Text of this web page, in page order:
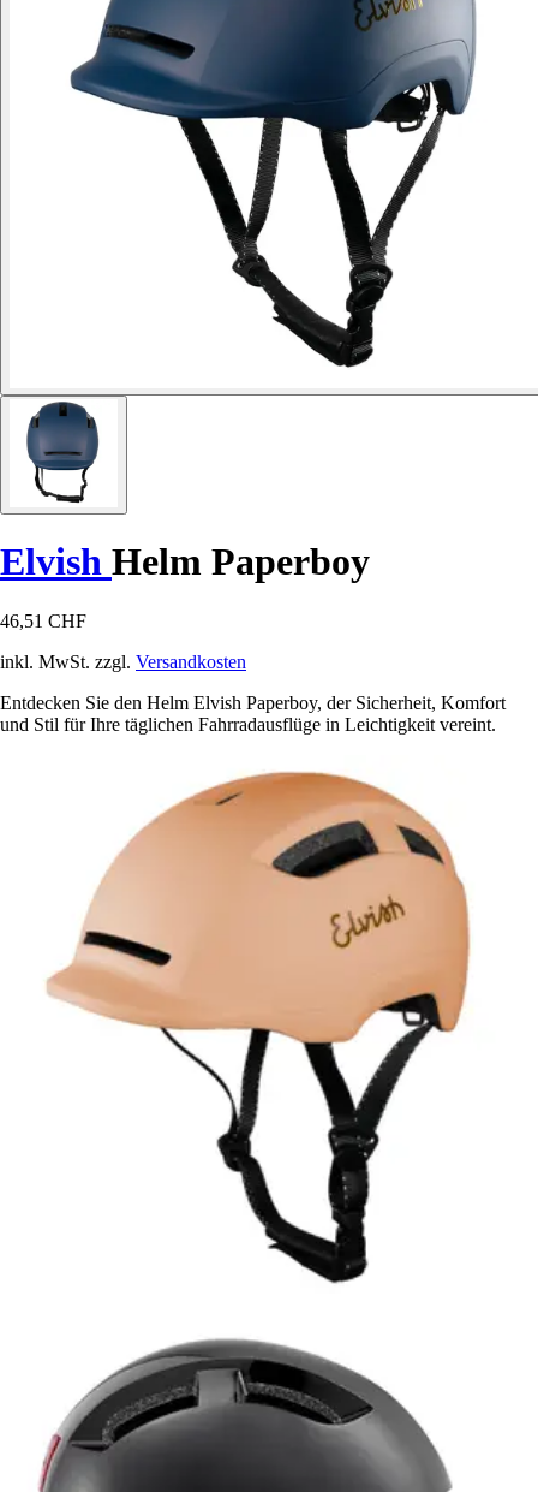
Elvish Helm Paperboy
46,51 CHF
inkl. MwSt. zzgl. Versandkosten
Entdecken Sie den Helm Elvish Paperboy, der Sicherheit, Komfort
und Stil für Ihre täglichen Fahrradausflüge in Leichtigkeit vereint.